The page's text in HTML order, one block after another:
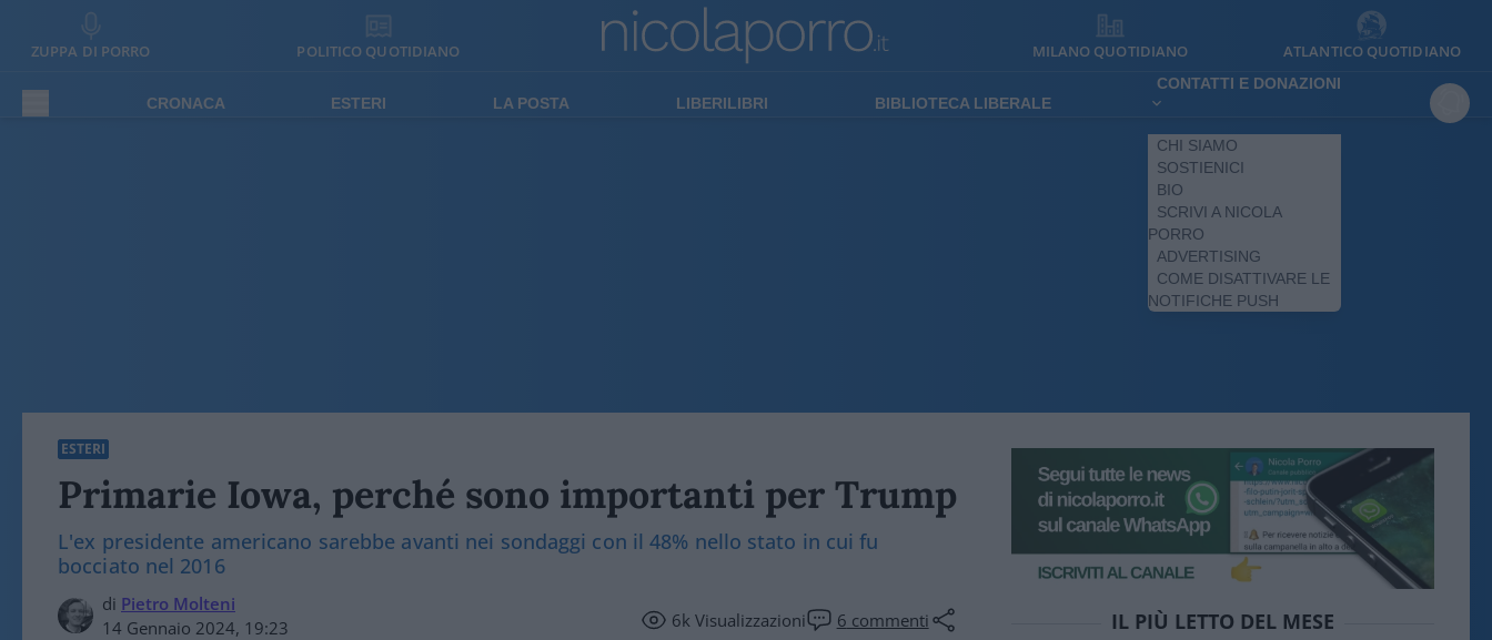
ZUPPA DI PORRO POLITICO QUOTIDIANO MILANO QUOTIDIANO ATLANTICO QUOTIDIANO
CRONACA ESTERI LA POSTA LIBERILIBRI BIBLIOTECA LIBERALE
CONTATTI E DONAZIONI
CHI SIAMO
SOSTIENICI
BIO
SCRIVI A NICOLA
PORRO
ADVERTISING
COME DISATTIVARE LE
NOTIFICHE PUSH
ESTERI
Primarie Iowa, perché sono importanti per Trump
L'ex presidente americano sarebbe avanti nei sondaggi con il 48% nello stato in cui fu
bocciato nel 2016
di Pietro Molteni
14 Gennaio 2024, 19:23
6kVisualizzazioni 6 commenti IL PIÙ LETTO DEL MESE